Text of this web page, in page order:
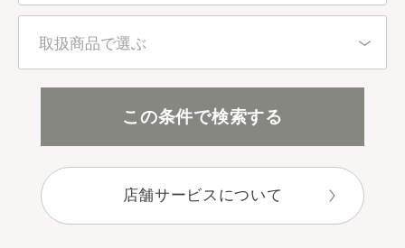
百貨店・直営店
アインズ＆トルペ（カウンセリング）
アインズ＆トルペ（セルフ）
セレクトショップ
取扱商品で選ぶ
ボディケア
この条件で検索する
店舗サービスについて